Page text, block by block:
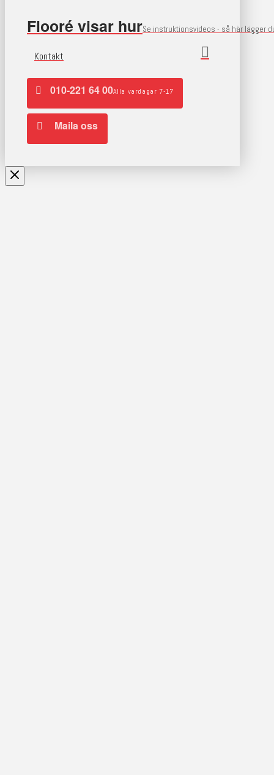
Flooré visar hurSe instruktionsvideos - så här lägger
Kontakt
010-221 64 00Alla vardagar 7-17
Maila oss